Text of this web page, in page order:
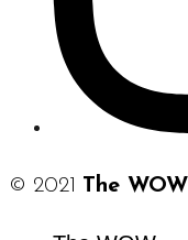
© 2021 The WOW